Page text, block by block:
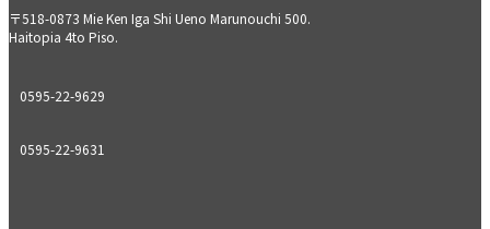
〒518-0873 Mie Ken Iga Shi Ueno Marunouchi 500.
Haitopia 4to Piso.
0595-22-9629
0595-22-9631